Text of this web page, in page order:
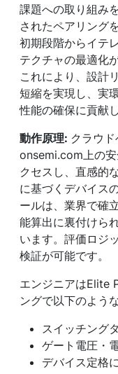
課題への取り組み
されたペアリング
初期段階からイテ
テクチャの最適化
これにより、設計
短縮を実現し、実
性能の確保に貢献し
動作原理: クラウ
onsemi.com上の
クセスし、直感的
に基づくデバイス
ールは、業界で確
能算出に裏付けら
います。評価ロジ
検証が可能です。
エンジニアはElite
ングで以下のよう
スイッチング
ゲート電圧・
デバイス定格